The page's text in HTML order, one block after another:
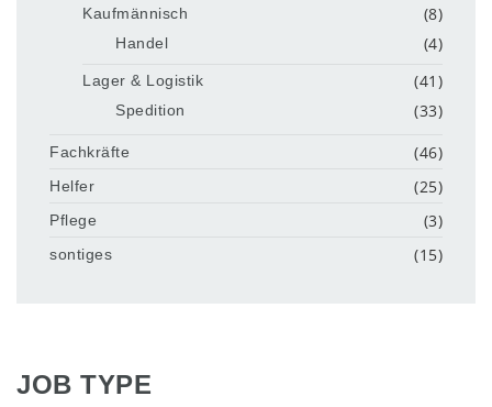
Kaufmännisch (8)
Handel (4)
Lager & Logistik (41)
Spedition (33)
Fachkräfte (46)
Helfer (25)
Pflege (3)
sontiges (15)
JOB TYPE